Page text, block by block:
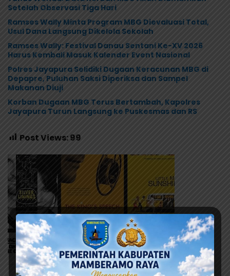
Setelah Observasi Tiga Hari
Ramses Wally Minta Program MBG Dievaluasi Total,
Usul Dana Langsung Dikelola Sekolah
Ramses Wally: Festival Danau Sentani Ke-XV 2026
Harus Kembali Masuk Kalender Event Nasional
Polres Jayapura Selidiki Dugaan Keracunan MBG di
Depapre, Puluhan Saksi Diperiksa dan Sampel
Makanan Diuji
Korban Dugaan MBG Terus Bertambah, Kapolres
Jayapura Turun Langsung ke Puskesmas dan RS
Post Views:99